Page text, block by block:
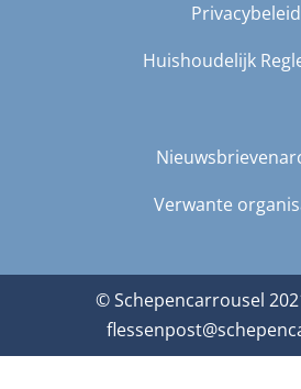
Privacybeleid
Huishoudelijk
Verwante
© Schepencarrousel